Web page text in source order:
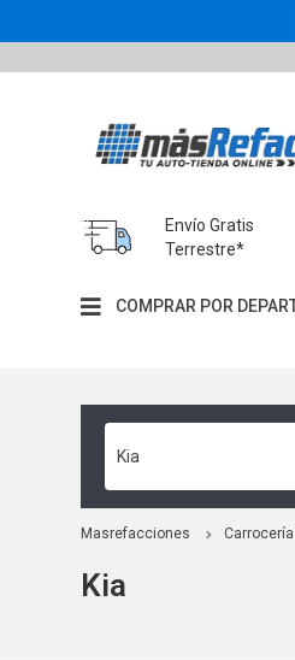
Envío Gratis
Terrestre*
COMPRAR POR
Kia
Masrefacciones
Kia